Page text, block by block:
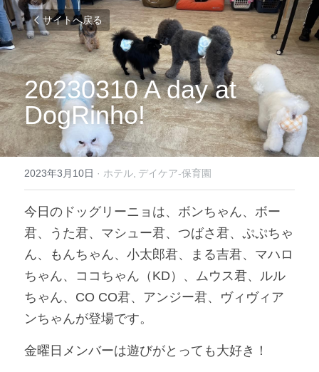
サイトへ戻る
20230310 A day at
DogRinho!
2023年3月10日 · ホテル, デイケア-保育園
今日のドッグリーニョは、ボンちゃん、ボー
君、うた君、マシュー君、つばさ君、ぷぷちゃ
ん、もんちゃん、小太郎君、まる吉君、マハロ
ちゃん、ココちゃん（KD）、ムウス君、ルル
ちゃん、CO CO君、アンジー君、ヴィヴィア
ンちゃんが登場です。
金曜日メンバーは遊びがとっても大好き！